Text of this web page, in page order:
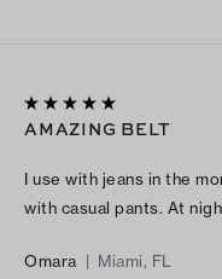
AMAZING BELT
I use with jeans in the
with casual pants. At
Omara | Miami, FL